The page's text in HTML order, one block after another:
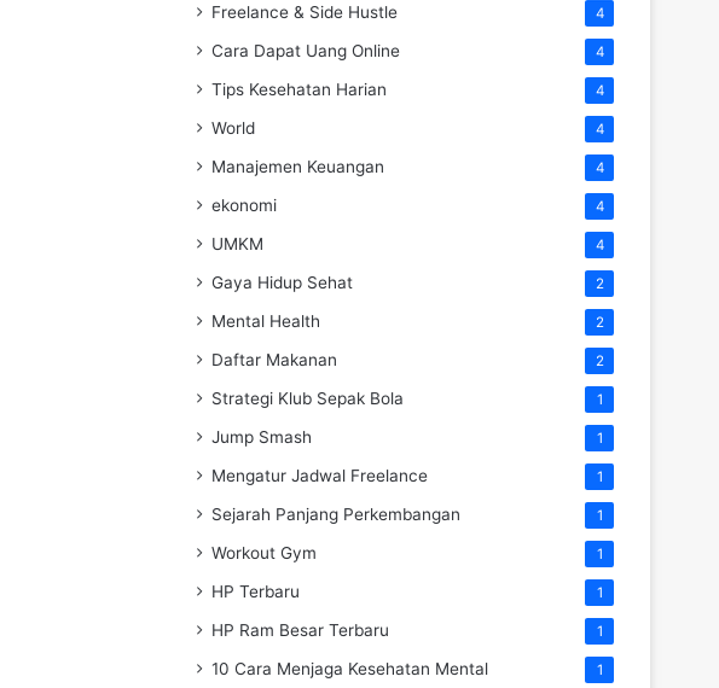
Freelance & Side Hustle 4
Cara Dapat Uang Online 4
Tips Kesehatan Harian 4
World 4
Manajemen Keuangan 4
ekonomi 4
UMKM 4
Gaya Hidup Sehat 2
Mental Health 2
Daftar Makanan 2
Strategi Klub Sepak Bola 1
Jump Smash 1
Mengatur Jadwal Freelance 1
Sejarah Panjang Perkembangan 1
Workout Gym 1
HP Terbaru 1
HP Ram Besar Terbaru 1
10 Cara Menjaga Kesehatan Mental 1